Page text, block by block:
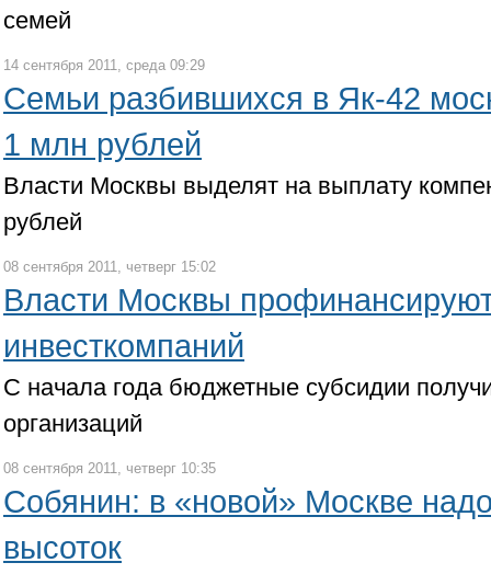
семей
14 сентября 2011, среда 09:29
Семьи разбившихся в Як-42
1 млн рублей
Власти Москвы выделят на выплату
рублей
08 сентября 2011, четверг 15:02
Власти Москвы
инвесткомпаний
С начала года бюджетные субсидии
организаций
08 сентября 2011, четверг 10:35
Собянин: в «новой» Москве надо
высоток